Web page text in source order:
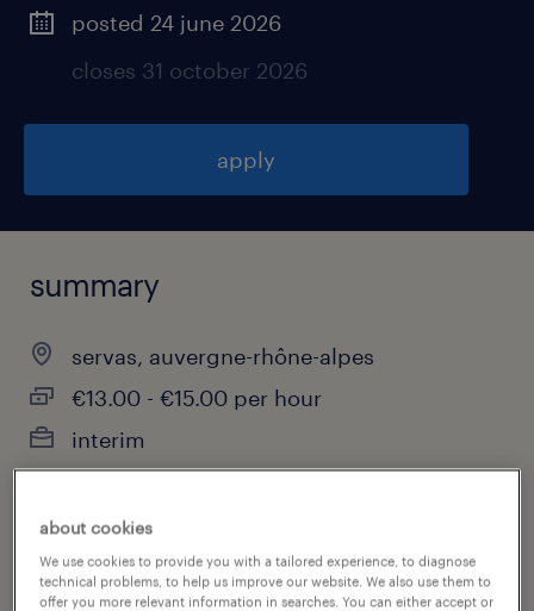
posted 24 june 2026
closes 31 october 2026
apply
summary
servas, auvergne-rhône-alpes
€13.00 - €15.00 per hour
interim
job category
installation, maintenance & repair
about cookies
We use cookies to provide you with a tailored experience, to diagnose
technical problems, to help us improve our website. We also use them to
offer you more relevant information in searches. You can either accept or